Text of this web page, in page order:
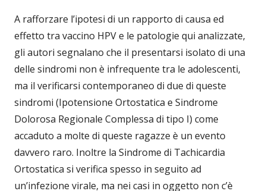
A rafforzare l’ipotesi di un rapporto di causa ed
effetto tra vaccino HPV e le patologie qui analizzate,
gli autori segnalano che il presentarsi isolato di una
delle sindromi non è infrequente tra le adolescenti,
ma il verificarsi contemporaneo di due di queste
sindromi (Ipotensione Ortostatica e Sindrome
Dolorosa Regionale Complessa di tipo I) come
accaduto a molte di queste ragazze è un evento
davvero raro. Inoltre la Sindrome di Tachicardia
Ortostatica si verifica spesso in seguito ad
un’infezione virale, ma nei casi in oggetto non c’è